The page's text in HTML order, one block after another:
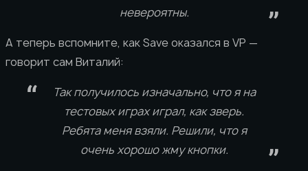
невероятны.
А теперь вспомните, как Save оказался в VP —
говорит сам Виталий:
Так получилось изначально, что я на
тестовых играх играл, как зверь.
Ребята меня взяли. Решили, что я
очень хорошо жму кнопки.